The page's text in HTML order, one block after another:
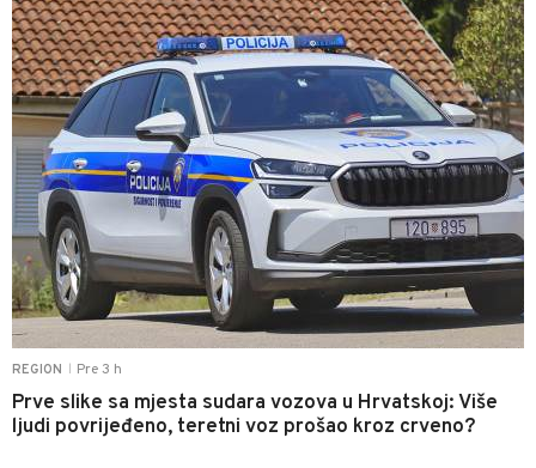
REGION Pre 3 h
Prve slike sa mjesta sudara vozova u Hrvatskoj: Više
ljudi povrijeđeno, teretni voz prošao kroz crveno?